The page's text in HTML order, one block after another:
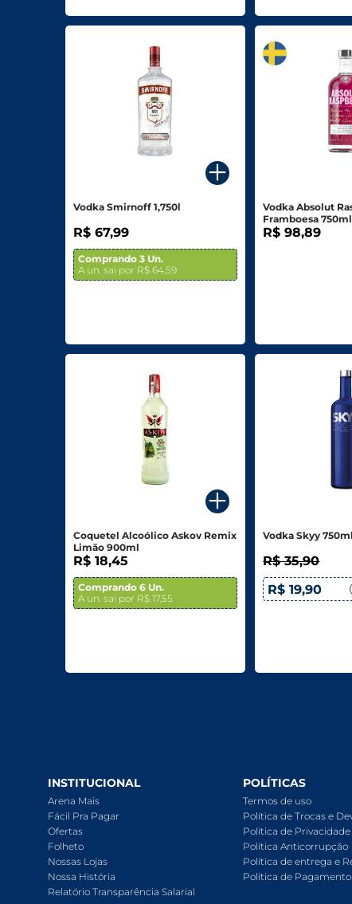
Vodka Smirnoff 1,750l
R$ 67,99
Comprando 3 Un.
A un. sai por R$ 64,59
Vodka Absolut
Framboesa 750ml
R$ 98,89
Coquetel Alcoólico Askov Remix
Limão 900ml
R$ 18,45
Comprando 6 Un.
A un. sai por R$ 17,55
Vodka Skyy 750ml
R$ 35,90
R$ 19,90
INSTITUCIONAL
Arena Mais
Fácil Pra Pagar
Ofertas
Folheto
Nossas Lojas
Nossa História
Relatório Transparência Salarial
POLÍTICAS
Termos de uso
Política de Trocas e
Política de Privacidade
Política Anticorrupção
Política de entrega e
Política de Pagamento